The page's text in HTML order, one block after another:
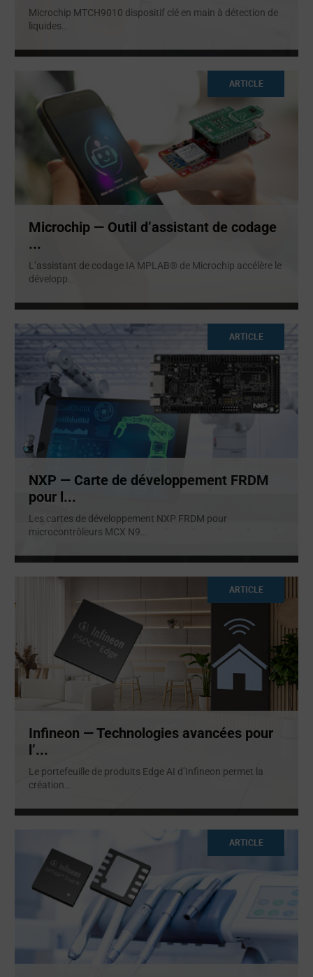
Microchip MTCH9010 dispositif clé en main à détection de
liquides
ARTICLE
Microchip — Outil d’assistant de codage
...
L’assistant de codage IA MPLAB® de Microchip accélère le
développ
ARTICLE
NXP — Carte de développement FRDM
pour l...
Les cartes de développement NXP FRDM pour
microcontrôleurs MCX N9
ARTICLE
Infineon — Technologies avancées pour
l’...
Le portefeuille de produits Edge AI d’Infineon permet la
création...
ARTICLE